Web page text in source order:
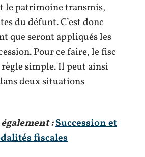
le patrimoine transmis,
du défunt. C’est donc
que seront appliqués les
Pour ce faire, le fisc
simple. Il peut ainsi
deux situations
:Succession et
fiscales